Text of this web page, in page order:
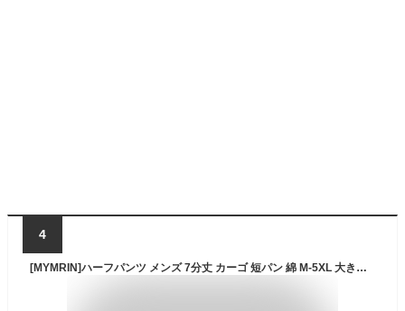
4
[MYMRIN]ハーフパンツ メンズ 7分丈 カーゴ 短パン 綿 M-5XL 大きいサイズ半ズボン 夏 秋 春(黒迷彩,2XL)